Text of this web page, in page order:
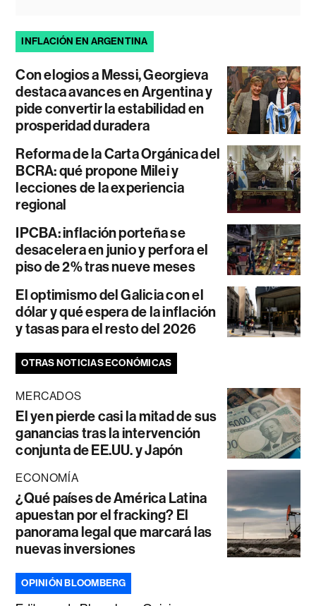
INFLACIÓN EN ARGENTINA
Con elogios a Messi, Georgieva
destaca avances en Argentina y
pide convertir la estabilidad en
prosperidad duradera
Reforma de la Carta Orgánica del
BCRA: qué propone Milei y
lecciones de la experiencia
regional
IPCBA: inflación porteña se
desacelera en junio y perfora el
piso de 2% tras nueve meses
El optimismo del Galicia con el
dólar y qué espera de la inflación
y tasas para el resto del 2026
OTRAS NOTICIAS ECONÓMICAS
MERCADOS
El yen pierde casi la mitad de sus
ganancias tras la intervención
conjunta de EE.UU. y Japón
ECONOMÍA
¿Qué países de América Latina
apuestan por el fracking? El
panorama legal que marcará las
nuevas inversiones
OPINIÓN BLOOMBERG